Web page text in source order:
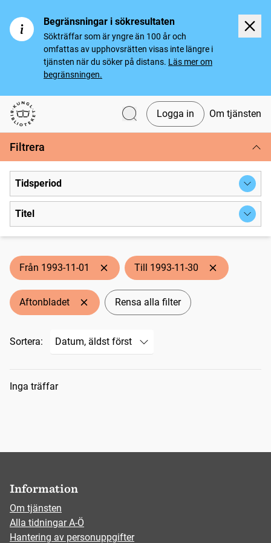
Begränsningar i sökresultaten
Sökträffar som är yngre än 100 år och
omfattas av upphovsrätten visas inte längre i
tjänsten när du söker på distans. Läs mer om
begränsningen.
Svenska tidningar
Logga in Om tjänsten
Filtrera
Tidsperiod
Titel
Från 1993-11-01 Till 1993-11-30
Aftonbladet Rensa alla filter
Sortera:
Sökresultat
Inga träffar
Information
Om tjänsten
Alla tidningar A-Ö
Hantering av personuppgifter